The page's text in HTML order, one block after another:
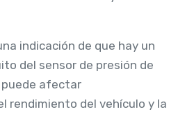
indicación de que hay un
del sensor de presión de
afectar
rendimiento del vehículo y la